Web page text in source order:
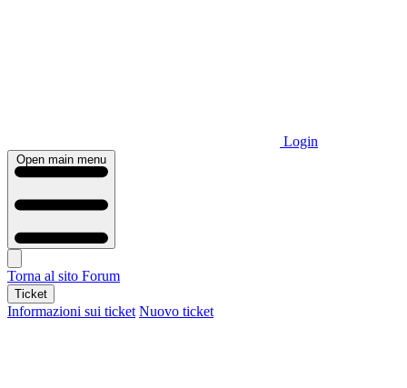
Login
Open main menu
Torna al sito Forum
Ticket
Informazioni sui ticket Nuovo ticket